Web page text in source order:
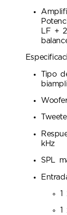
LF +
Tipo
kHz
SPL
1
1